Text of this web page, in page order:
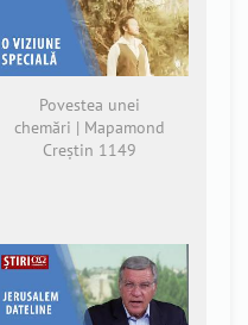
Povestea unei
chemări | Mapamond
Creștin 1149